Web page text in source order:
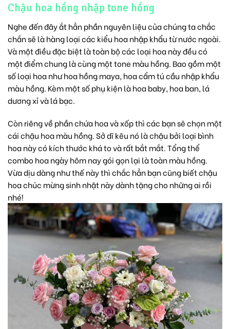
Chậu hoa hồng nhập tone hồng
Nghe đến đây ắt hẳn phần nguyên liệu của chúng ta chắc
chắn sẽ là hàng loại các kiểu hoa nhập khẩu từ nước ngoài.
Và một điều đặc biệt là toàn bộ các loại hoa này đều có
một điểm chung là cùng một tone màu hồng. Bao gồm một
số loại hoa như hoa hồng maya, hoa cẩm tú cầu nhập khẩu
màu hồng. Kèm một số phụ kiện là hoa baby, hoa ban, lá
dương xỉ và lá bạc.
Còn riêng về phần chứa hoa và xốp thì các bạn sẽ chọn một
cái chậu hoa màu hồng. Sở dĩ kêu nó là chậu bởi loại bình
hoa này có kích thước khá to và rất bắt mắt. Tổng thể
combo hoa ngày hôm nay gói gọn lại là toàn màu hồng.
Vừa dịu dàng như thế này thì chắc hẳn bạn cũng biếtchậu
hoa chúc mừng sinh nhậtnày dành tặng cho những ai rồi
nhé!